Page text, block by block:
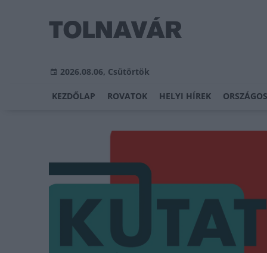
2026.08.06, Csütörtök
KEZDŐLAP ROVATOK HELYI HÍREK